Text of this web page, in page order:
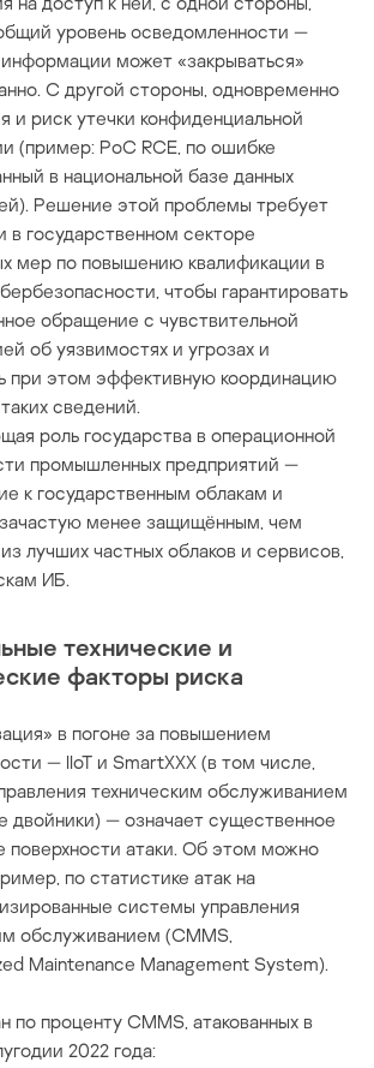
уровень осведомленности —
информации может «закрываться»
С другой стороны, одновременно
и риск утечки конфиденциальной
(пример: PoC RСE, по ошибке
в национальной базе данных
Решение этой проблемы требует
в государственном секторе
мер по повышению квалификации в
чтобы гарантировать
обращение с чувствительной
об уязвимостях и угрозах и
при этом эффективную координацию
сведений.
роль государства в операционной
промышленных предприятий —
к государственным облакам и
менее защищённым, чем
лучших частных облаков и сервисов,
ИБ.
технические и
факторы риска
в погоне за повышением
— IIoT и SmartXXX (в том числе,
техническим обслуживанием
двойники) — означает существенное
поверхности атаки. Об этом можно
по статистике атак на
системы управления
обслуживанием (CMMS,
Maintenance Management System).
по проценту CMMS, атакованных в
2022 года: